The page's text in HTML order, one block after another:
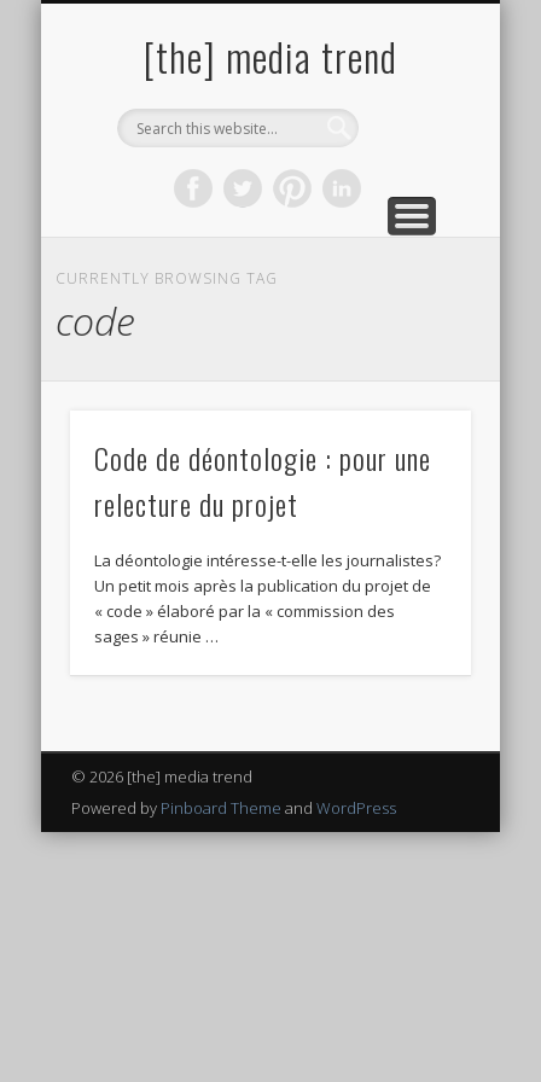
[the] media trend
CURRENTLY BROWSING TAG
code
Code de déontologie : pour une
relecture du projet
La déontologie intéresse-t-elle les journalistes?
Un petit mois après la publication du projet de
« code » élaboré par la « commission des
sages » réunie …
© 2026 [the] media trend
Powered by Pinboard Theme and WordPress